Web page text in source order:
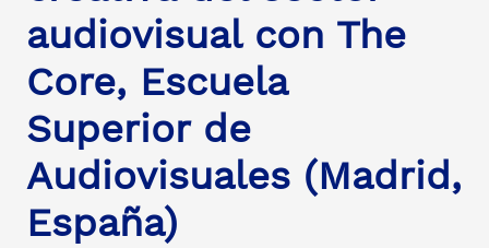
audiovisual con The
Core, Escuela
Superior de
Audiovisuales (Madrid,
España)